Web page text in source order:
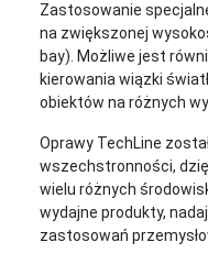
Zastosowanie
na zwiększonej
bay). Możliwe jest
kierowania wiązki
obiektów na różnych
Oprawy TechLine
wszechstronności,
wielu różnych
wydajne produkty,
zastosowań